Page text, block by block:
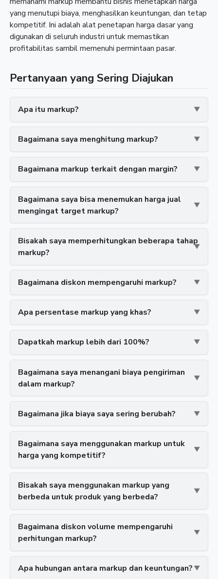
yang menutupi biaya, menghasilkan keuntungan, dan tetap
kompetitif. Ini adalah alat penetapan harga dasar yang
digunakan di seluruh industri untuk memastikan
profitabilitas sambil memenuhi permintaan pasar.
Pertanyaan yang Sering Diajukan
Apa itu markup?
Bagaimana saya menghitung markup?
Bagaimana markup terkait dengan margin?
Bagaimana saya bisa menemukan harga jual
mengingat target markup?
Bisakah saya memperhitungkan beberapa tahap
markup?
Bagaimana diskon mempengaruhi markup?
Apa persentase markup yang khas?
Dapatkah markup lebih dari 100%?
Bagaimana saya menangani biaya pengiriman
dalam markup?
Bagaimana jika biaya saya sering berubah?
Bagaimana saya menggunakan markup untuk
harga yang kompetitif?
Bisakah saya menggunakan markup yang
berbeda untuk produk yang berbeda?
Bagaimana diskon volume mempengaruhi
perhitungan markup?
Apa hubungan antara markup dan keuntungan?